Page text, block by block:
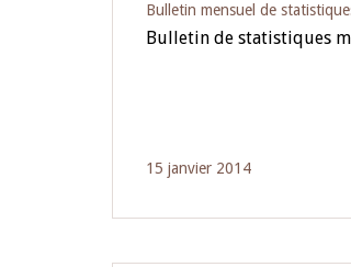
Bulletin mensuel de
Bulletin de statistiques
15 janvier 2014